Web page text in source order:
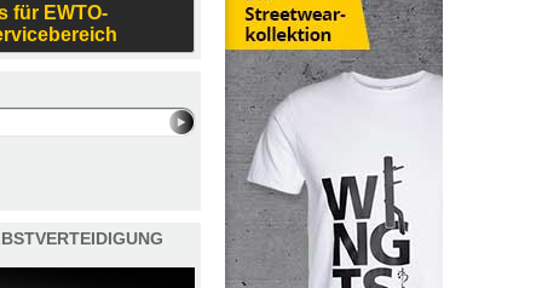
für EWTO-